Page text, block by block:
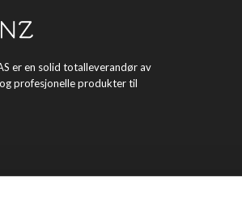
er en solid totalleverandør av
profesjonelle produkter til